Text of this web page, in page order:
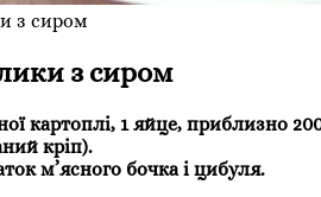
з сиром
з сиром
картоплі, 1 яйце, приблизно
кріп).
м’ясного бочка і цибуля.